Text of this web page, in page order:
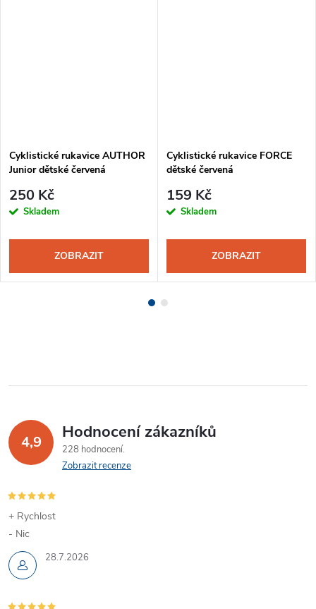
Cyklistické rukavice AUTHOR
Junior dětské červená
250 Kč
Skladem
ZOBRAZIT
Cyklistické rukavice FORCE
dětské červená
159 Kč
Skladem
ZOBRAZIT
4,9 Hodnocení zákazníků
228 hodnocení
Zobrazit recenze
28.7.2026
+ Rychlost
- Nic